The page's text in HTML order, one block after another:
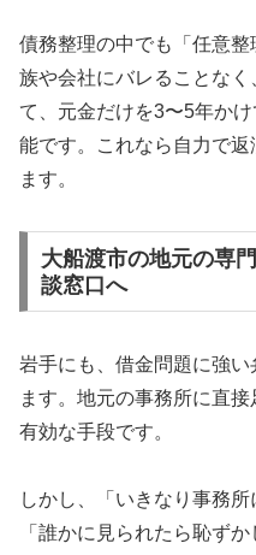
債務整理の中でも「任意
族や会社にバレることな
て、元金だけを3〜5年か
能です。これなら自力で
ます。
大船渡市の地元の専
談窓口へ
岩手にも、借金問題に強
ます。地元の事務所に直
有効な手段です。
しかし、「いきなり事務所
「誰かに見られたら恥ず